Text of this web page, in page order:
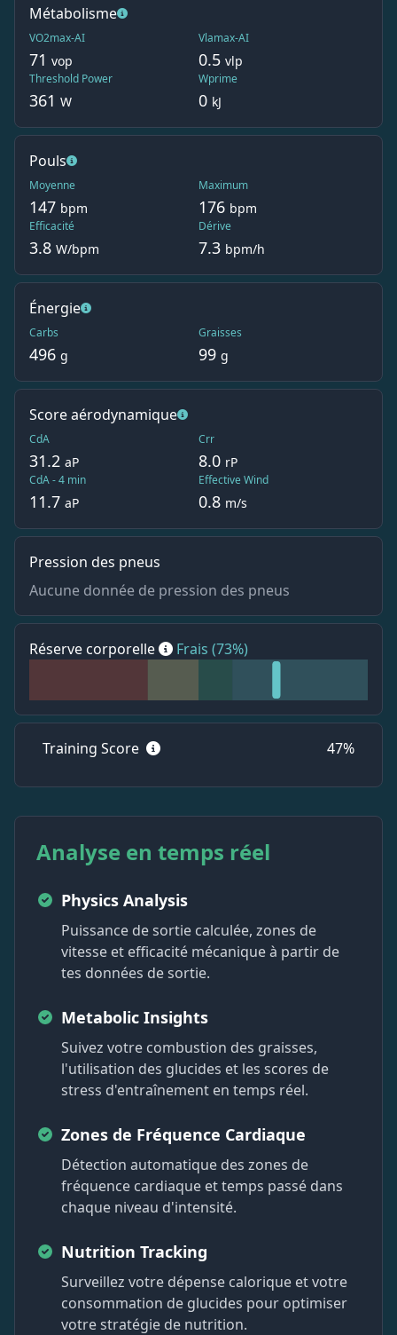
Métabolisme
VO2max-AI
71 vop
Vlamax-AI
0.5 vlp
Threshold Power
361 W
Wprime
0 kJ
Pouls
Moyenne
147 bpm
Maximum
176 bpm
Efficacité
3.8 W/bpm
Dérive
7.3 bpm/h
Énergie
Carbs
496 g
Graisses
99 g
Score aérodynamique
CdA
31.2 aP
Crr
8.0 rP
CdA - 4 min
11.7 aP
Effective Wind
0.8 m/s
Pression des pneus
Aucune donnée de pression des pneus
Réserve corporelle Frais (73%)
Training Score 47%
Analyse en temps réel
Physics Analysis
Puissance de sortie calculée, zones de
vitesse et efficacité mécanique à partir de
tes données de sortie.
Metabolic Insights
Suivez votre combustion des graisses,
l'utilisation des glucides et les scores de
stress d'entraînement en temps réel.
Zones de Fréquence Cardiaque
Détection automatique des zones de
fréquence cardiaque et temps passé dans
chaque niveau d'intensité.
Nutrition Tracking
Surveillez votre dépense calorique et votre
consommation de glucides pour optimiser
votre stratégie de nutrition.